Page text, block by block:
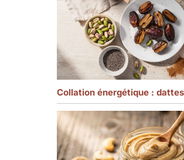
Collation énergétique :